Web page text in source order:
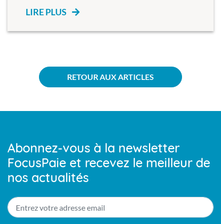
LIRE PLUS
RETOUR AUX ARTICLES
Abonnez-vous à la newsletter
FocusPaie et recevez le meilleur de
nos actualités
E-
mail *